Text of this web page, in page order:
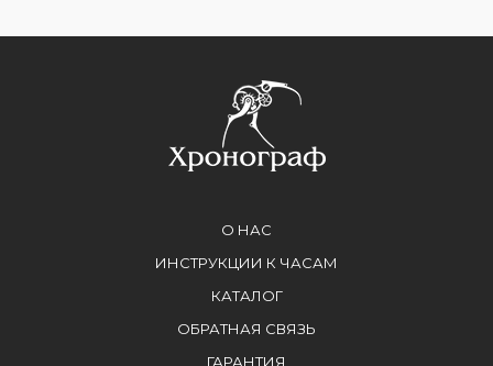
О НАС
ИНСТРУКЦИИ К ЧАСАМ
КАТАЛОГ
ОБРАТНАЯ СВЯЗЬ
ГАРАНТИЯ